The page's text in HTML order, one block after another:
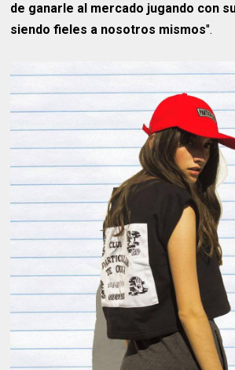
de ganarle al mercado jugando con
siendo fieles a nosotros mismos".